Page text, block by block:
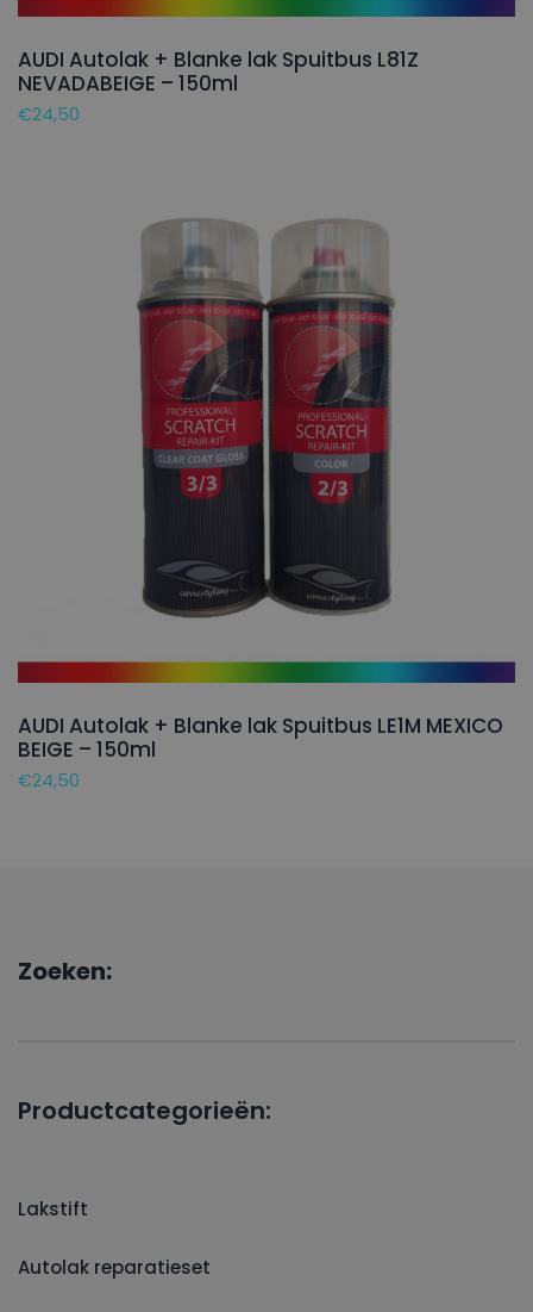
AUDI Autolak + Blanke lak Spuitbus L81Z
NEVADABEIGE – 150ml
€24,50
AUDI Autolak + Blanke lak Spuitbus LE1M MEXICO
BEIGE – 150ml
€24,50
Zoeken:
Productcategorieën:
Lakstift
Autolak reparatieset